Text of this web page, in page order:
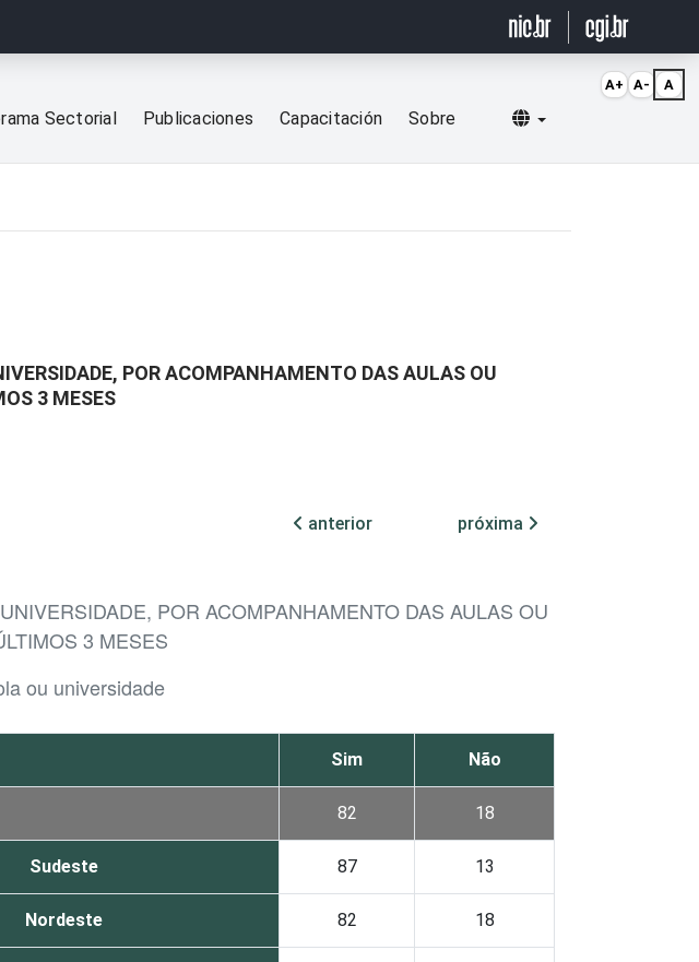
Sectorial Publicaciones Capacitación Sobre Selecionar idioma
POR ACOMPANHAMENTO DAS AULAS OU
3 MESES
anterior
próxima
POR ACOMPANHAMENTO DAS AULAS OU
3 MESES
ou universidade
Sim Não
82 18
Sudeste 87 13
Nordeste 82 18
A+ A- A